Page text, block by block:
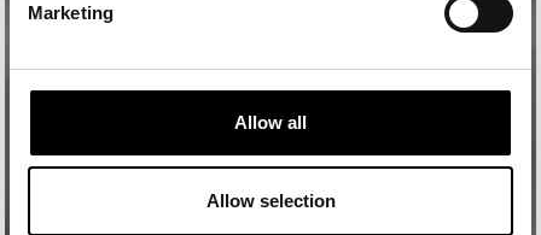
Marketing
Allow all
Allow selection